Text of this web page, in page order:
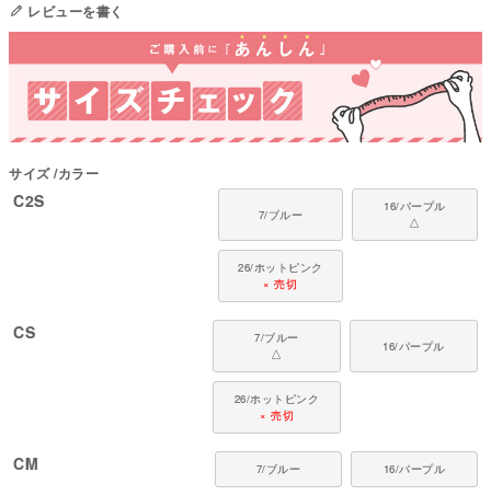
国内の縫製工場と連携して、一つひとつ丁寧に仕上げています。心地よい着
心地をお楽しみください。
なぜ猫に服を着せるの？
自由を好む猫にとって、服を着ることはストレスになることもあります。
しかし、手術後の傷口を舐めるのを防いだり、皮膚トラブルや介護の際に
は、服が治癒を助けて生活を快適にします。
着てくれる服」を追求。多くの猫と飼い主さんに支持されています。
最初は歩き方がぎこちなくなったり、転んでしまうことも。慣れるまでは、
そばで優しく見守ってあげてください。
トヘアー、メインクーン、ノルウェージャン フォレスト キャット、シャムな
レビューを書く
サイズ カラー
C2S
7/ブルー
16/パープル
△
26/ホットピンク
× 売切
CS
7/ブルー
△
16/パープル
26/ホットピンク
× 売切
CM 7/ブルー 16/パープル